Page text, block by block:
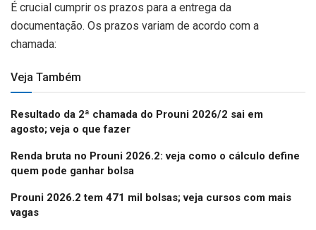
É crucial cumprir os prazos para a entrega da
documentação. Os prazos variam de acordo com a
chamada:
Veja Também
Resultado da 2ª chamada do Prouni 2026/2 sai em
agosto; veja o que fazer
Renda bruta no Prouni 2026.2: veja como o cálculo define
quem pode ganhar bolsa
Prouni 2026.2 tem 471 mil bolsas; veja cursos com mais
vagas